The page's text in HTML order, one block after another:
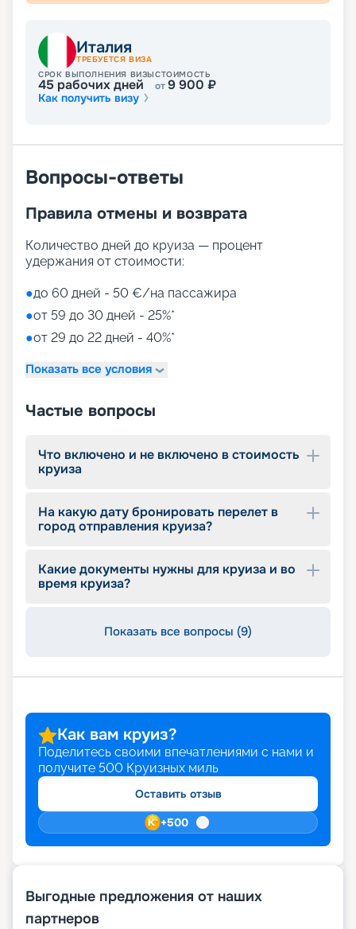
Развлечения на лайнере
Лайнер предлагает огромное разнообразие
На выбор представлены такие пространства:
релаксационный комплекс только для взрослых)
бассейнами, клубами, игровыми зонами)
для детей)
Aquapark (с открытыми игровыми
водными пушками, 3 водными горками с
эффектами виртуальной реальности)
мини-гольф и теннис
7 бассейнов
детский внутренний комплекс,
Италия
ТРЕБУЕТСЯ ВИЗА
СРОК ВЫПОЛНЕНИЯ ВИЗЫ
45 рабочих дней
СТОИМОСТЬ
от9 900 ₽
Как получить визу
Вопросы-ответы
Правила отмены и возврата
Количество дней до круиза — процент
удержания от стоимости:
●до 60 дней - 50 €/на пассажира
●от 59 до 30 дней - 25%*
●от 29 до 22 дней - 40%*
Показать все условия
Частые вопросы
Что включено и не включено в стоимость
круиза
На какую дату бронировать перелет в
город отправления круиза?
Какие документы нужны для круиза и во
время круиза?
Показать все вопросы (9)
Как вам круиз?
Поделитесь своими впечатлениями с нами и
получите 500 Круизных миль
Оставить отзыв
+500
Выгодные предложения от наших
партнеров